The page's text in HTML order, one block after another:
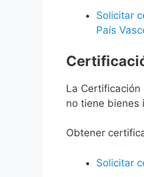
Solicitar
País
La
no tiene bienes
Obtener
Solicitar